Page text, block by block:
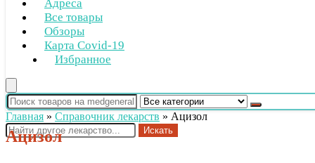
Адреса
Все товары
Обзоры
Карта Covid-19
Избранное
Главная » Справочник лекарств » Ацизол
Искать
Ацизол